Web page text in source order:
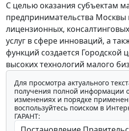
С целью оказания субъектам
предпринимательства Москвы
лицензионных,
услуг в сфере инноваций, а
функций создается Городской
высоких технологий малого
Для просмотра актуального
получения полной информации
изменениях и порядке
воспользуйтесь поиском в
ГАРАНТ: